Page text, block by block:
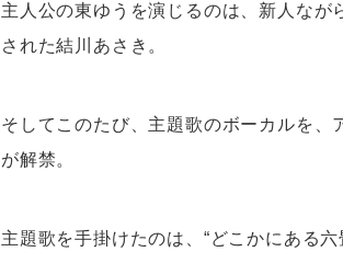
主人公の東ゆうを演じるのは、新人な
された結川あさき。
そしてこのたび、主題歌のボーカルを、
が解禁。
主題歌を手掛けたのは、“どこかにある